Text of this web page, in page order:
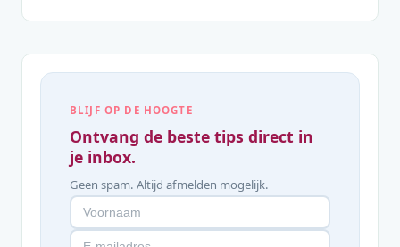
BLIJF OP DE HOOGTE
Ontvang de beste tips direct in
je inbox.
Geen spam. Altijd afmelden mogelijk.